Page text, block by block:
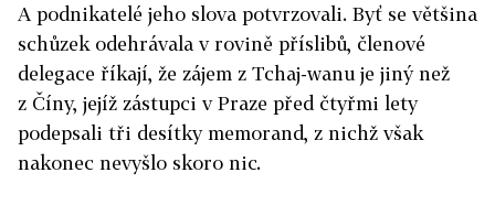
A podnikatelé jeho slova potvrzovali. Byť se většina
schůzek odehrávala v rovině příslibů, členové
delegace říkají, že zájem z Tchaj-wanu je jiný než
z Číny, jejíž zástupci v Praze před čtyřmi lety
podepsali tři desítky memorand, z nichž však
nakonec nevyšlo skoro nic.